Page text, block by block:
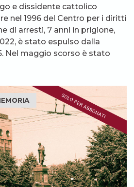
e dissidente cattolico
nel 1996 del Centro per i diritti
di arresti, 7 anni in prigione,
è stato espulso dalla
Nel maggio scorso è stato